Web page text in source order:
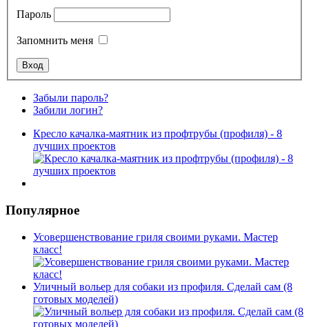
Пароль
Запомнить меня
Забыли пароль?
Забили логин?
Кресло качалка-маятник из профтрубы (профиля) - 8
лучших проектов
Популярное
Усовершенствование гриля своими руками. Мастер
класс!
Уличный вольер для собаки из профиля. Сделай сам (8
готовых моделей)